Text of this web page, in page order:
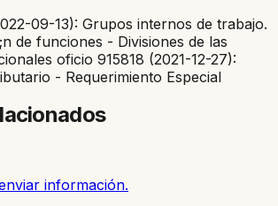
09-13): Grupos internos de trabajo.
de funciones - Divisiones de las
oficio 915818 (2021-12-27):
- Requerimiento Especial
información.